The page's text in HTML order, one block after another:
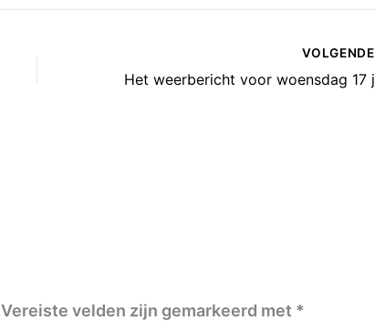
VOLGENDE
Vereiste velden zijn gemarkeerd met *